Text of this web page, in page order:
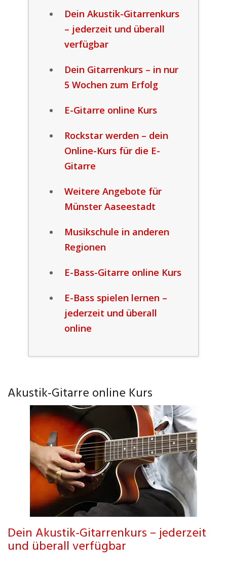
Dein Akustik-Gitarrenkurs
– jederzeit und überall
verfügbar
Dein Gitarrenkurs – in nur
5 Wochen zum Erfolg
E-Gitarre online Kurs
Rockstar werden – dein
Online-Kurs für die E-
Gitarre
Weitere Angebote für
Münster Aaseestadt
Musikschule in anderen
Regionen
E-Bass-Gitarre online Kurs
E-Bass spielen lernen –
jederzeit und überall
online
Akustik-Gitarre online Kurs
Dein Akustik-Gitarrenkurs – jederzeit
und überall verfügbar